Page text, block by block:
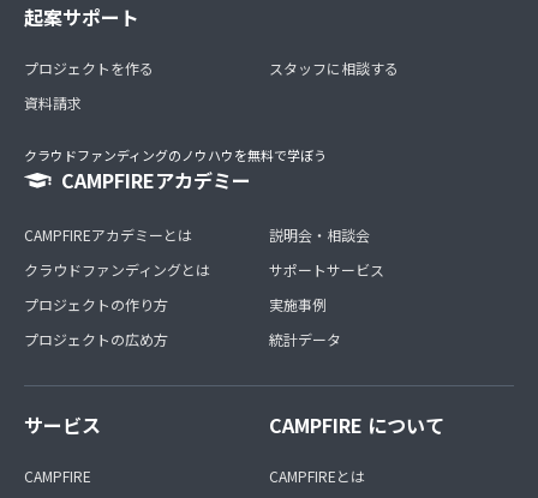
起案サポート
プロジェクトを作る
資料請求
スタッフに相談する
クラウドファンディングのノウハウを無料で学ぼう
CAMPFIREアカデミー
CAMPFIREアカデミーとは
クラウドファンディングとは
プロジェクトの作り方
プロジェクトの広め方
説明会・相談会
サポートサービス
実施事例
統計データ
サービス
CAMPFIRE
CAMPFIRE について
CAMPFIREとは